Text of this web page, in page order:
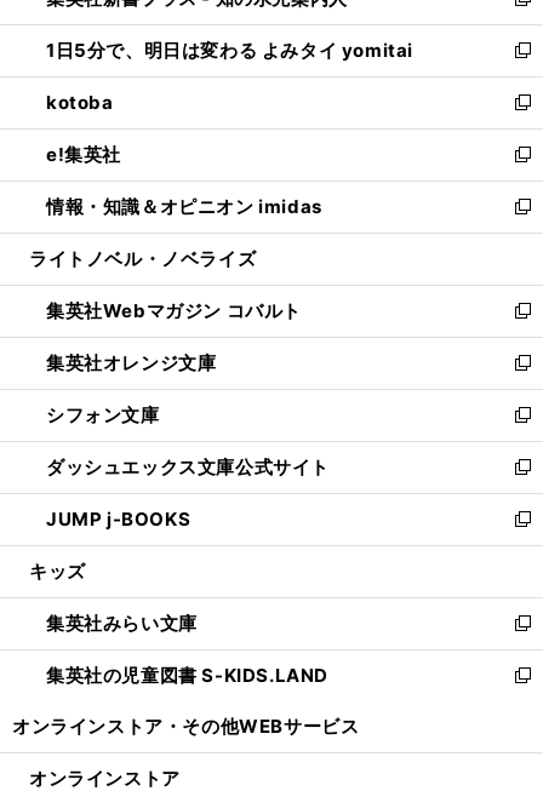
ウ
で
開
く
ン
ド
ウ
で
開
く
ウ
ィ
ン
ド
ウ
で
開
く
し
い
ウ
ィ
ン
ド
ウ
で
開
1日5分で、明日は変わる よみタイ yomitai
新
し
い
ウ
ィ
ン
ド
ウ
開
く
kotoba
新
し
い
ウ
ィ
ン
ウ
で
開
く
e!集英社
新
し
い
ウ
ン
ド
ウ
で
開
く
情報・知識＆オピニオン imidas
新
し
ウ
ィ
ン
ド
ウ
で
開
く
ライトノベル・ノベライズ
集英社Webマガジン コバルト
新
し
い
ウ
ィ
ン
ド
ウ
で
開
集英社オレンジ文庫
新
し
い
ウ
ィ
ン
ド
ウ
開
く
シフォン文庫
新
し
い
ウ
ィ
ン
ウ
で
開
く
ダッシュエックス文庫公式サイト
新
し
い
ウ
ン
ド
ウ
で
JUMP j-BOOKS
新
し
ウ
ィ
ン
ド
開
キッズ
集英社みらい文庫
新
し
い
ン
集英社の児童図書 S-KIDS.LAND
新
ウ
オンラインストア・ その他WEBサービス
オンラインストア